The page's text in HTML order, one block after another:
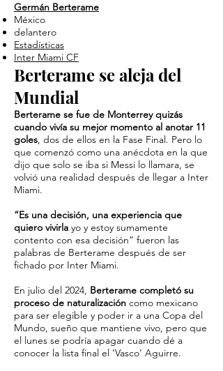
Germán Berterame
México
delantero
Estadísticas
Inter Miami CF
Berterame se aleja del
Mundial
Berterame se fue de Monterrey quizás
cuando vivía su mejor momento al anotar 11
goles, dos de ellos en la Fase Final. Pero lo
que comenzó como una anécdota en la que
dijo que solo se iba si Messi lo llamara, se
volvió una realidad después de llegar a Inter
Miami.
“Es una decisión, una experiencia que
quiero vivirla yo y estoy sumamente
contento con esa decisión” fueron las
palabras de Berterame después de ser
fichado por Inter Miami.
En julio del 2024, Berterame completó su
proceso de naturalización como mexicano
para ser elegible y poder ir a una Copa del
Mundo, sueño que mantiene vivo, pero que
el lunes se podría apagar cuando dé a
conocer la lista final el ‘Vasco’ Aguirre.